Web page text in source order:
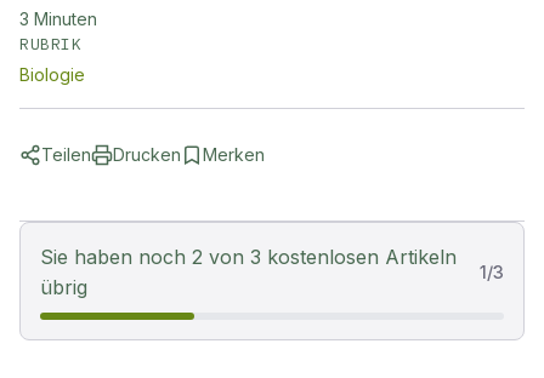
3 Minuten
RUBRIK
Biologie
Teilen Drucken Merken
Sie haben noch 2 von 3 kostenlosen Artikeln
übrig
1/3